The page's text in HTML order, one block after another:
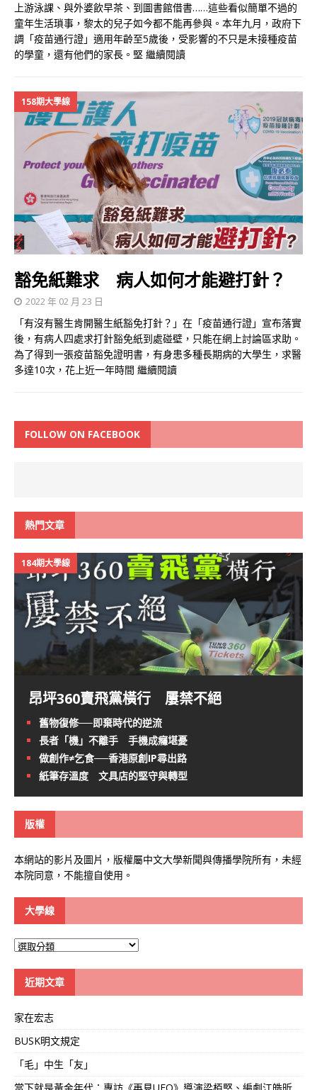
上游泳課、與外婆飲早茶、到圖書館借書……這些看似簡單不過的
童年生活瑣事，黎太的兒子如今都不能再參與。本年九月，政府下
調「疫苗通行證」適用年齡至5歲後，受影響的不只是未接種疫苗
的學童，還有他們的家長。堅 繼續閱讀
158期大學線
豁免紙難求 病人如何才能避打針？
2022 年 02 月 23 日
「有沒有醫生肯開醫生紙豁免打針？」在「疫苗通行證」宣布落實
後，有病人四處求打針豁免紙到處碰壁，只能在網上討論區求助。
為了得到一張疫苗豁免證明書，有身患多種長期病的大學生，求醫
多達10次，花上近一年時間 繼續閱讀
FOLLOW ON FACEBOOK
熱門文章
184期大學線
昂坪360賣飛黨橫行 屢禁不絕
舊物復修──即棄時代的逆流
長者「機」不離手 手機成癮堪憂
做創作≠乞食──香港原創IP尋出路
紙筆存溫度 文具店的堅守與轉型
版權
本網站的影片及圖片，版權屬中文大學新聞與傳播學院所有，未經
本院同意，不能擅自使用。
大學線
大
近期文章
家在宏志
BUSK明文規定
「毛」中生「友」